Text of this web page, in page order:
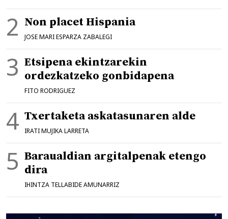
Non placet Hispania
JOSE MARI ESPARZA ZABALEGI
Etsipena ekintzarekin
ordezkatzeko gonbidapena
FITO RODRIGUEZ
Txertaketa askatasunaren alde
IRATI MUJIKA LARRETA
Baraualdian argitalpenak etengo
dira
IHINTZA TELLABIDE AMUNARRIZ